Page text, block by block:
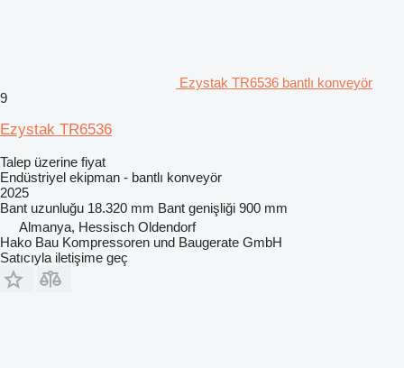
Ezystak TR6536 bantlı konveyör
9
Ezystak TR6536
Talep üzerine fiyat
Endüstriyel ekipman - bantlı konveyör
2025
Bant uzunluğu 18.320 mm Bant genişliği 900 mm
Almanya, Hessisch Oldendorf
Hako Bau Kompressoren und Baugerate GmbH
Satıcıyla iletişime geç